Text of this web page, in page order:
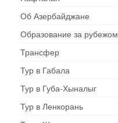
Об Азербайджане
Образование за рубежом
Трансфер
Тур в Габала
Тур в Губа-Хыналыг
Тур в Ленкорань